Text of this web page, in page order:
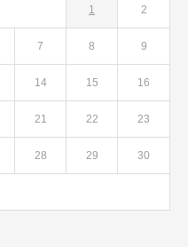
1 2
7 8 9
14 15 16
21 22 23
28 29 30